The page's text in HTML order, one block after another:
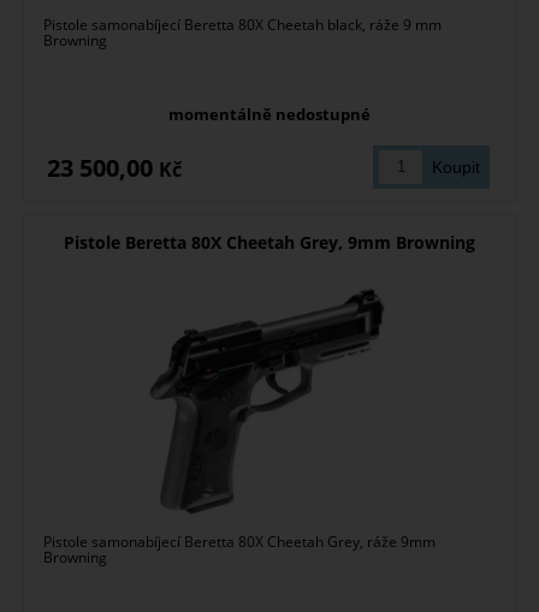
Pistole samonabíjecí Beretta 80X Cheetah black, ráže 9 mm
Browning
momentálně nedostupné
23 500,00 Kč
Pistole Beretta 80X Cheetah Grey, 9mm Browning
Pistole samonabíjecí Beretta 80X Cheetah Grey, ráže 9mm
Browning